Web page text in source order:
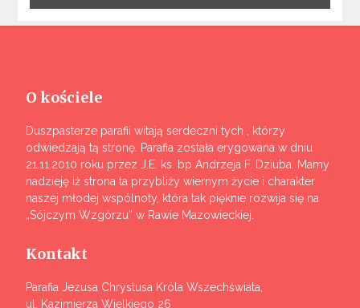
O kościele
Duszpasterze parafii witają serdeczni tych , którzy
odwiedzają tą stronę. Parafia została erygowana w dniu
21.11.2010 roku przez J.E. ks. bp Andrzeja F. Dziuba. Mamy
nadzieję iż strona ta przybliży wiernym życie i charakter
naszej młodej wspólnoty, która tak pięknie rozwija się na
„Sójczym Wzgórzu” w Rawie Mazowieckiej.
Kontakt
Parafia Jezusa Chrystusa Króla Wszechświata,
ul. Kazimierza Wielkiego 26